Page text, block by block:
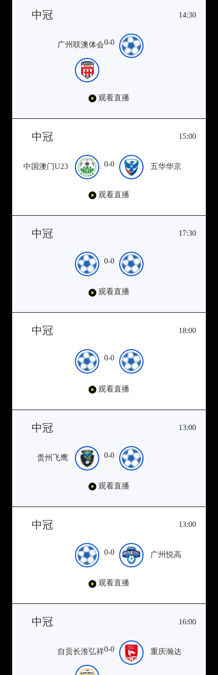
中冠 14:30
广州联澳体会0-0
观看直播
中冠 15:00
中国澳门U23 0-0 五华华京
观看直播
中冠 17:30
0-0
观看直播
中冠 18:00
0-0
观看直播
中冠 13:00
贵州飞鹰 0-0
观看直播
中冠 13:00
0-0 广州悦高
观看直播
中冠 16:00
自贡长淮弘祥0-0 重庆瀚达